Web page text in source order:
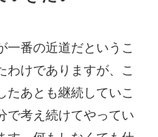
一番の近道だというこ
わけでありますが、こ
たあとも継続していこ
で考え続けてやってい